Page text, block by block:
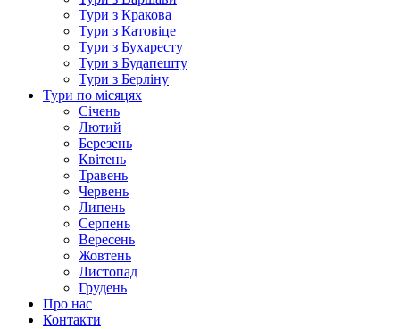
Тури з Кракова
Тури з Катовіце
Тури з Бухаресту
Тури з Будапешту
Тури з Берліну
Тури по місяцях
Січень
Лютий
Березень
Квітень
Травень
Червень
Липень
Серпень
Вересень
Жовтень
Листопад
Грудень
Про нас
Контакти